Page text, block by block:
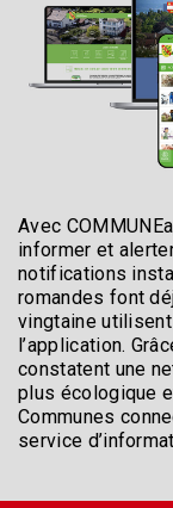
Avec
informer et
notifications
romandes font
vingtaine
l’application.
constatent une
plus écologique
Communes
service